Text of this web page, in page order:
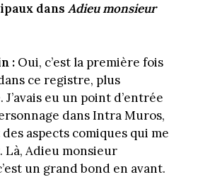
dans Adieu monsieur
:Oui, c’est la première fois
ce registre, plus
eu un point d’entrée
dans Intra Muros,
aspects comiques qui me
Là, Adieu monsieur
un grand bond en avant.